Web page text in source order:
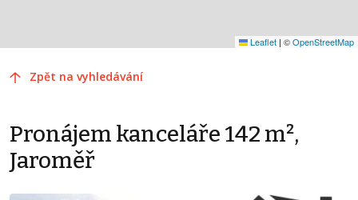
Leaflet | ©OpenStreetMap
Zpět na vyhledávání
Pronájem kanceláře 142 m²,
Jaroměř